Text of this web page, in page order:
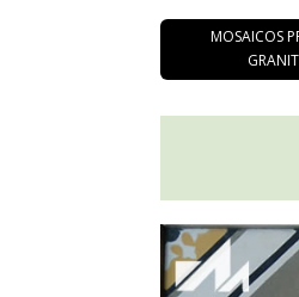
MOSAICOS